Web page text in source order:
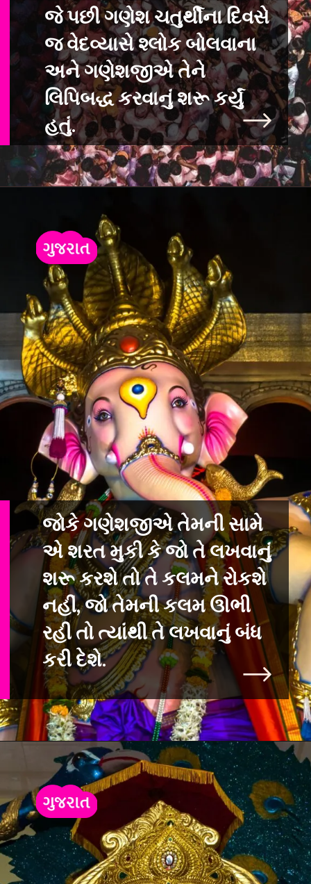
જે પછી ગણેશ ચતુર્થીના દિવસે
જ વેદવ્યાસે શ્લોક બોલવાના
અને ગણેશજીએ તેને
લિપિબદ્ધ કરવાનું શરૂ કર્યું
હતું.
જોકે ગણેશજીએ તેમની સામે
એ શરત મુકી કે જો તે લખવાનું
શરૂ કરશે તો તે કલમને રોકશે
નહીં, જો તેમની કલમ ઊભી
રહી તો ત્યાંથી તે લખવાનું બંધ
કરી દેશે.